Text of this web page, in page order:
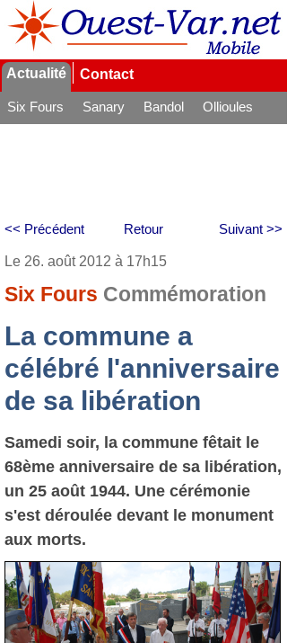
Actualité Contact
Six Fours Sanary Bandol
Ollioules
Retour
<< Précédent Suivant >>
Le 26. août 2012 à 17h15
Six Fours Commémoration
La commune a
célébré l'anniversaire
de sa libération
Samedi soir, la commune fêtait le
68ème anniversaire de sa libération,
un 25 août 1944. Une cérémonie
s'est déroulée devant le monument
aux morts.